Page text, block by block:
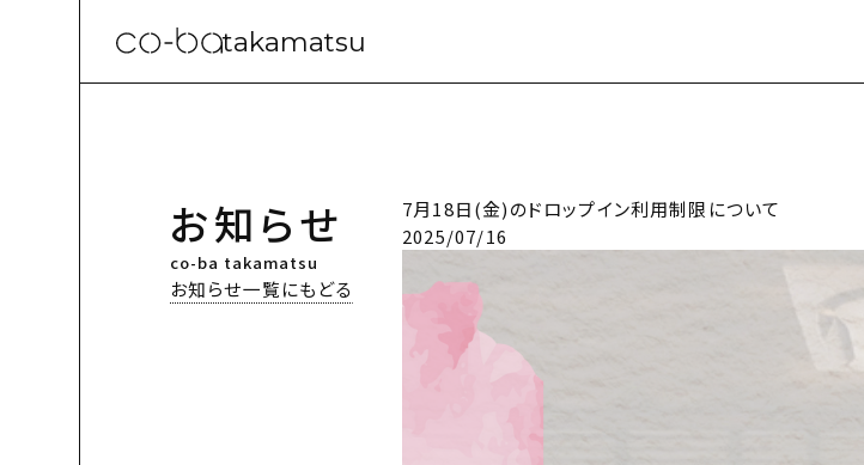
takamatsu
お知らせ
co-ba takamatsu
お知らせ一覧にもどる
7月18日(金)のドロップイン利用制限について
2025/07/16